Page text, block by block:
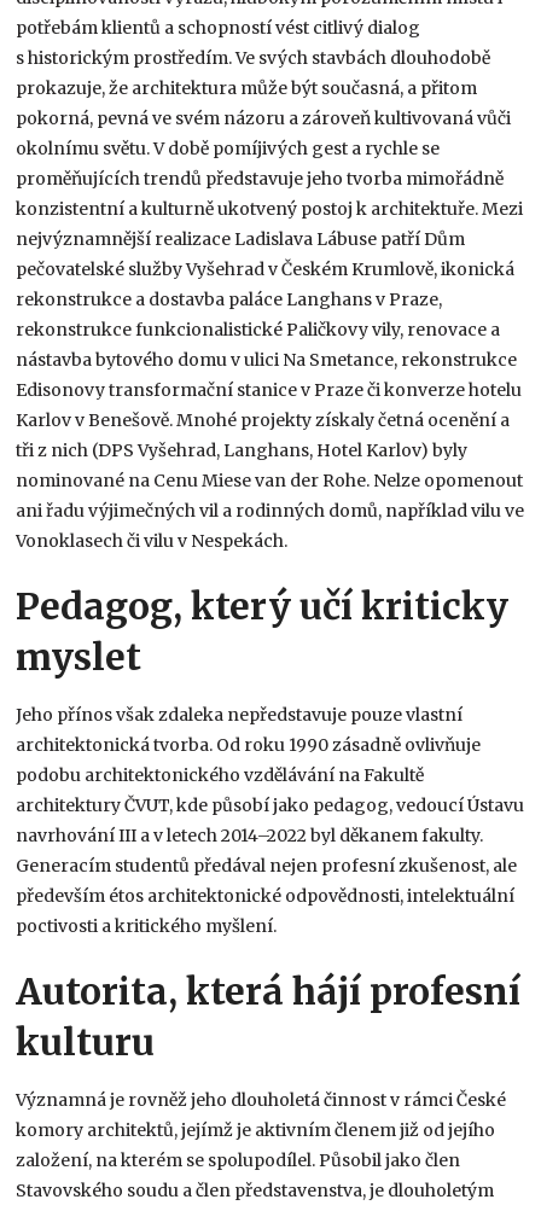
potřebám klientů a schopností vést citlivý dialog
s historickým prostředím. Ve svých stavbách dlouhodobě
prokazuje, že architektura může být současná, a přitom
pokorná, pevná ve svém názoru a zároveň kultivovaná vůči
okolnímu světu. V době pomíjivých gest a rychle se
proměňujících trendů představuje jeho tvorba mimořádně
konzistentní a kulturně ukotvený postoj k architektuře. Mezi
nejvýznamnější realizace Ladislava Lábuse patří Dům
pečovatelské služby Vyšehrad v Českém Krumlově, ikonická
rekonstrukce a dostavba paláce Langhans v Praze,
rekonstrukce funkcionalistické Paličkovy vily, renovace a
nástavba bytového domu v ulici Na Smetance, rekonstrukce
Edisonovy transformační stanice v Praze či konverze hotelu
Karlov v Benešově. Mnohé projekty získaly četná ocenění a
tři z nich (DPS Vyšehrad, Langhans, Hotel Karlov) byly
nominované na Cenu Miese van der Rohe. Nelze opomenout
ani řadu výjimečných vil a rodinných domů, například vilu ve
Vonoklasech či vilu v Nespekách.
Pedagog, který učí kriticky
myslet
Jeho přínos však zdaleka nepředstavuje pouze vlastní
architektonická tvorba. Od roku 1990 zásadně ovlivňuje
podobu architektonického vzdělávání na Fakultě
architektury ČVUT, kde působí jako pedagog, vedoucí Ústavu
navrhování III a v letech 2014–2022 byl děkanem fakulty.
Generacím studentů předával nejen profesní zkušenost, ale
především étos architektonické odpovědnosti, intelektuální
poctivosti a kritického myšlení.
Autorita, která hájí profesní
kulturu
Významná je rovněž jeho dlouholetá činnost v rámci České
komory architektů, jejímž je aktivním členem již od jejího
založení, na kterém se spolupodílel. Působil jako člen
Stavovského soudu a člen představenstva, je dlouholetým